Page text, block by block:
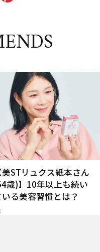
美STリュクス紙本さん
歳)】10年以上も続い
いる美容習慣とは？